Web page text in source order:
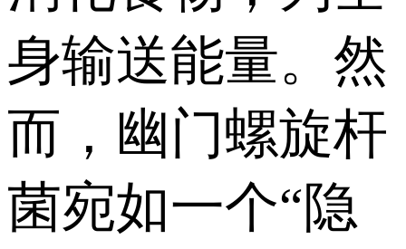
身输送能量。然
而，幽门螺旋杆
菌宛如一个“隐